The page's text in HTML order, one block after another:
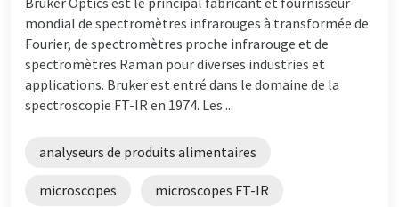
mondial de spectromètres infrarouges à transformée de
Fourier, de spectromètres proche infrarouge et de
spectromètres Raman pour diverses industries et
applications. Bruker est entré dans le domaine de la
spectroscopie FT-IR en 1974. Les ...
analyseurs de produits alimentaires
microscopes microscopes FT-IR